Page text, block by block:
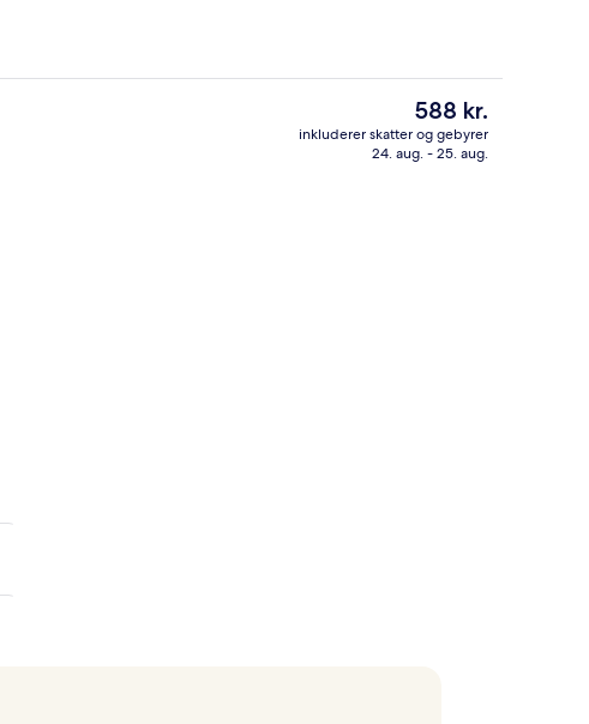
Bar (på overnatningsstedet)
Den
nuværende
pris
588 kr.
inkluderer skatter og gebyrer
24. aug. - 25. aug.